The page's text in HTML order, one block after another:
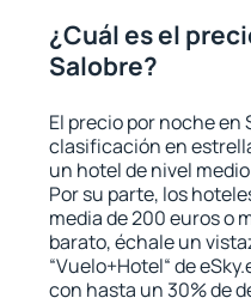
¿Cuál es el
Salobre?
El precio por noche en
clasificación en
un hotel de nivel
Por su parte, los
media de 200 euros o
barato, échale un
“Vuelo+Hotel“ de
con hasta un 30% de